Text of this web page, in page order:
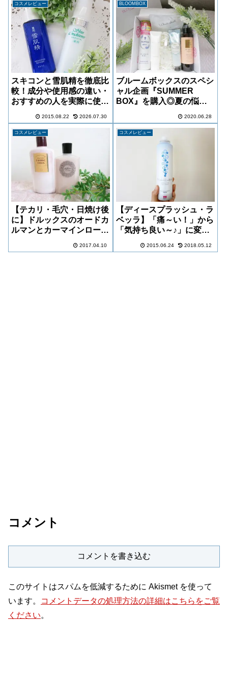
コスメレビュー
スキコンと雪肌精を徹底比
較！成分や使用感の違い・
おすすめの人を実際に使っ
2015.08.22 2026.07.30
BLOOMBOX
ブルームボックスのスペシ
ャル企画『SUMMER
BOX』を購入◎夏の悩み
メをレビュー！
2020.06.28
コスメレビュー
【テカリ・毛穴・日焼け後
に】ドルックスのオードカ
ルマンとカーマインローシ
2017.04.10
コスメレビュー
【ディースプラッシュ・ラ
ベッラ】「痛～い！」から
「気持ち良い～♪」に変わ
人気の秘密！
2015.06.24 2018.05.12
コメント
コメントを書き込む
このサイトはスパムを低減するために Akismet を使って
います。
コメントデータの処理方法の詳細はこちらをご覧
ください。